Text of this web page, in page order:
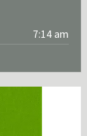
7:14 am